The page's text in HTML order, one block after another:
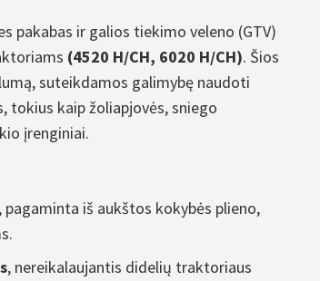
pakabas ir galios tiekimo veleno (GTV)
(4520 H/CH, 6020 H/CH). Šios
suteikdamos galimybę naudoti
tokius kaip žoliapjovės, sniego
įrenginiai.
, pagaminta iš aukštos kokybės plieno,
, nereikalaujantis didelių traktoriaus